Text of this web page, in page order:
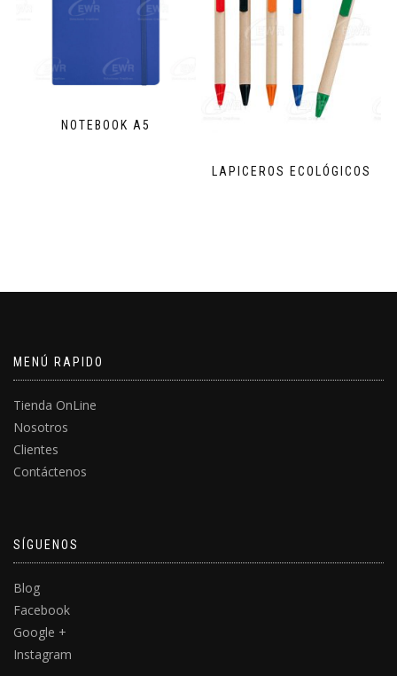
NOTEBOOK A5
LAPICEROS ECOLÓGICOS
MENÚ RAPIDO
Tienda OnLine
Nosotros
Clientes
Contáctenos
SÍGUENOS
Blog
Facebook
Google +
Instagram